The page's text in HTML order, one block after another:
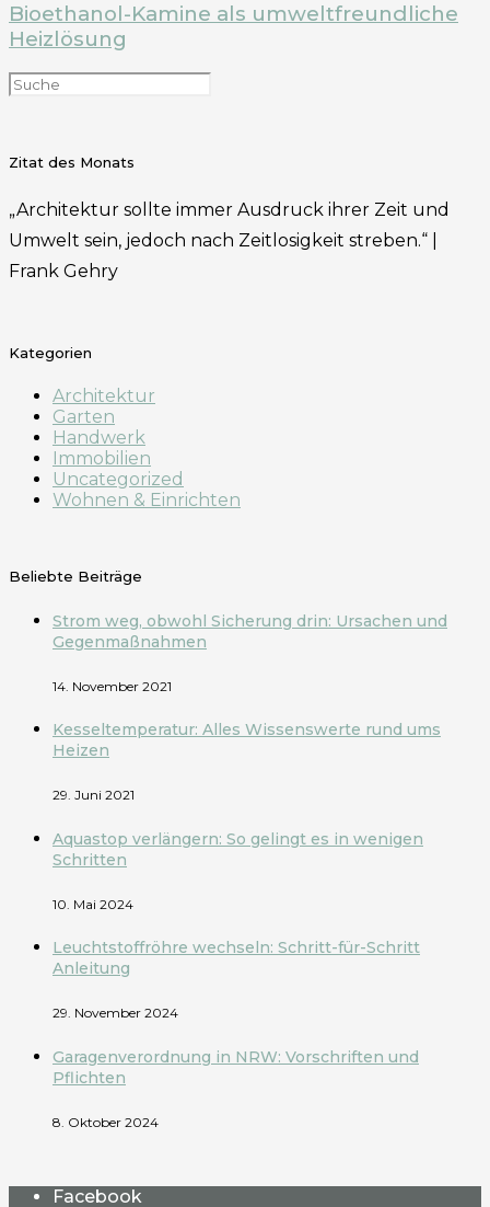
Bioethanol-Kamine als umweltfreundliche
Heizlösung
Zitat des Monats
„Architektur sollte immer Ausdruck ihrer Zeit und
Umwelt sein, jedoch nach Zeitlosigkeit streben.“ |
Frank Gehry
Kategorien
Architektur
Garten
Handwerk
Immobilien
Uncategorized
Wohnen & Einrichten
Beliebte Beiträge
Strom weg, obwohl Sicherung drin: Ursachen und
Gegenmaßnahmen
14. November 2021
Kesseltemperatur: Alles Wissenswerte rund ums
Heizen
29. Juni 2021
Aquastop verlängern: So gelingt es in wenigen
Schritten
10. Mai 2024
Leuchtstoffröhre wechseln: Schritt-für-Schritt
Anleitung
29. November 2024
Garagenverordnung in NRW: Vorschriften und
Pflichten
8. Oktober 2024
Facebook